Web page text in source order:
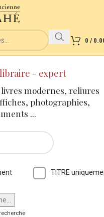
0 /
libraire - expert
modernes, reliures
photographies,
...
TITRE